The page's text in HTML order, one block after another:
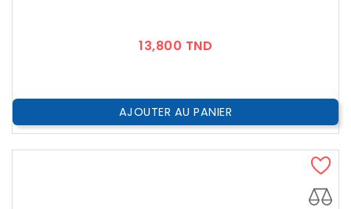
13,800 TND
AJOUTER AU PANIER